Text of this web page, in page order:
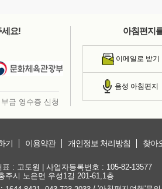
요!
부금 영수증 신청
아침편지
이메일로 받기
음성 아침편지
기 이용약관 개인정보 처리방침 찾아
: 고도원 | 사업자등록번호 : 105-82-13577
주시 노은면 우성1길 201-61,1층